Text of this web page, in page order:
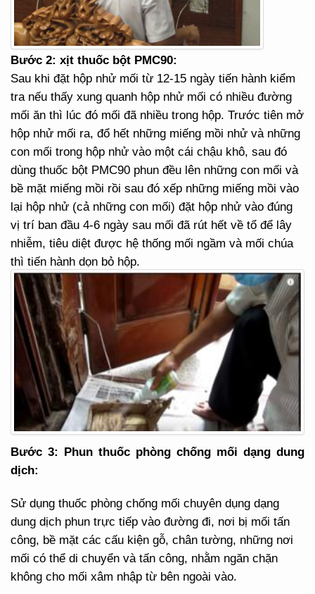
Bước 2: xịt thuốc bột PMC90:
Sau khi đặt hộp nhử mối từ 12-15 ngày tiến hành kiểm
tra nếu thấy xung quanh hộp nhử mối có nhiều đường
mối ăn thì lúc đó mối đã nhiều trong hộp. Trước tiên mở
hộp nhử mối ra, đổ hết những miếng mồi nhử và những
con mối trong hộp nhử vào một cái chậu khô, sau đó
dùng thuốc bột PMC90 phun đều lên những con mối và
bề mặt miếng mồi rồi sau đó xếp những miếng mồi vào
lại hộp nhử (cả những con mối) đặt hộp nhử vào đúng
vị trí ban đầu 4-6 ngày sau mối đã rút hết về tổ để lây
nhiễm, tiêu diệt được hệ thống mối ngầm và mối chúa
thì tiến hành dọn bỏ hộp.
Bước 3: Phun thuốc phòng chống mối dạng dung
dịch:
Sử dụng thuốc phòng chống mối chuyên dụng dạng
dung dịch phun trực tiếp vào đường đi, nơi bị mối tấn
công, bề mặt các cấu kiện gỗ, chân tường, những nơi
mối có thể di chuyển và tấn công, nhằm ngăn chặn
không cho mối xâm nhập từ bên ngoài vào.